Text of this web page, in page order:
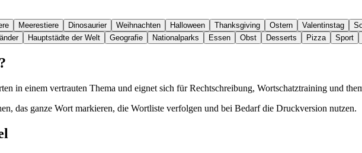
Meerestiere Dinosaurier Weihnachten Halloween Thanksgiving Ostern Valentinstag
Hauptstädte der Welt Geografie Nationalparks Essen Obst Desserts Pizza Sport
in einem vertrauten Thema und eignet sich für Rechtschreibung, Wortschatztraining und
das ganze Wort markieren, die Wortliste verfolgen und bei Bedarf die Druckversion nutzen.